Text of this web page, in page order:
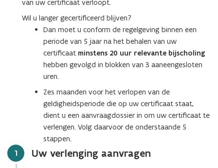
n
n
i
e
u
e
n
s
t
r
D
F
t
van uw certificaat verloopt.
Wil u langer gecertificeerd blijven?
Dan moet u conform de regelgeving binnen een
periode van 5 jaar na het behalen van uw
certificaat minstens 20 uur relevante bijscholing
hebben gevolgd in blokken van 3 aaneengesloten
uren.
Zes maanden voor het verlopen van de
geldigheidsperiode die op uw certificaat staat,
dient u een aanvraagdossier in om uw certificaat te
verlengen. Volg daarvoor de onderstaande 5
stappen.
Stap
1 Uw verlenging aanvragen